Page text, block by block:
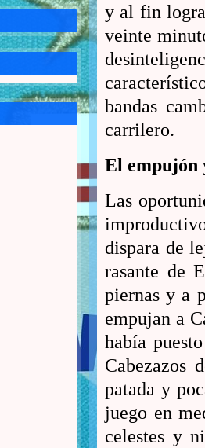
y al fin
veinte
bandas
carrilero.
El
Las
dispara de
rasante de
piernas y a
empujan a
había
Cabezazos
patada y
juego en
celestes y